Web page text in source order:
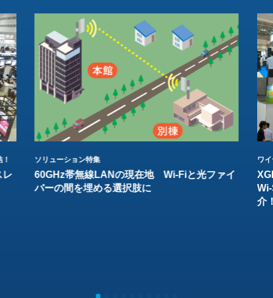
レ
ソリューション特集
60GHz帯無線LANの現在地 Wi-Fiと光ファイ
バーの間を埋める選択肢に
ワ
介